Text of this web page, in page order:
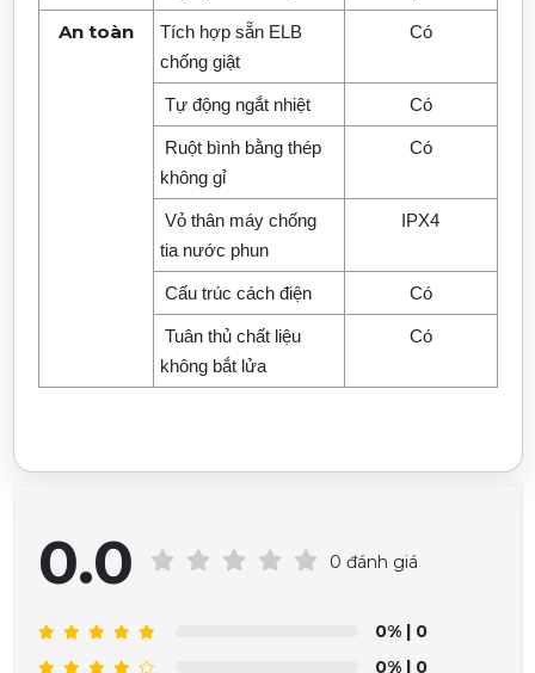
An toàn
Tích hợp sẵn ELB
chống giật
Có
Tự động ngắt nhiệt Có
Ruột bình bằng thép
không gỉ
Có
Vỏ thân máy chống
tia nước phun
IPX4
Cấu trúc cách điện Có
Tuân thủ chất liệu
không bắt lửa
Có
0.0 0 đánh giá
0% | 0
0% | 0